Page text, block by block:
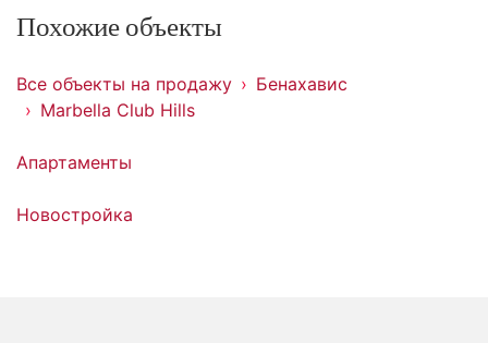
Похожие объекты
Все объекты на продажу
Бенахавис
Marbella Club Hills
Апартаменты
Новостройка